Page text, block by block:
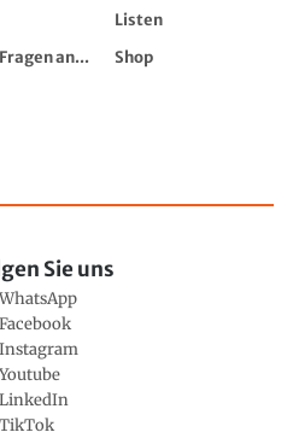
Listen
an...
Shop
Sie uns
WhatsApp
Facebook
Instagram
Youtube
LinkedIn
TikTok